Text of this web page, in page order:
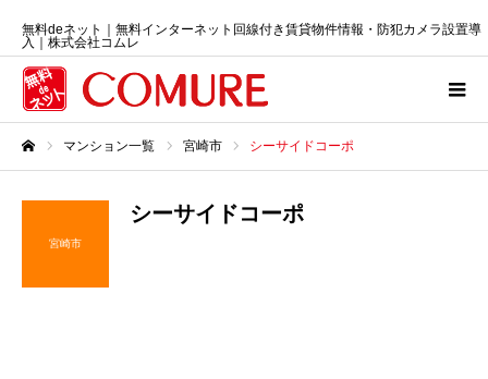
無料deネット｜無料インターネット回線付き賃貸物件情報・防犯カメラ設置導
入｜株式会社コムレ
マンション一覧 宮崎市 シーサイドコーポ
宮崎市
シーサイドコーポ